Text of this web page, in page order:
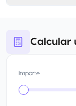
Calcular
Importe